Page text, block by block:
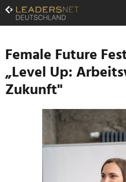
Zum
Inhalt
Zur
Navigation
Zur
Hauptnavigation
Female Future
„Level Up:
Zukunft"